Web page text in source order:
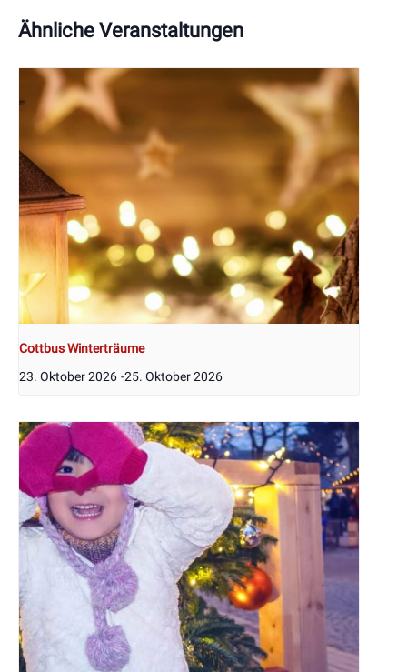
Ähnliche Veranstaltungen
Cottbus Winterträume
23. Oktober 2026 -25. Oktober 2026